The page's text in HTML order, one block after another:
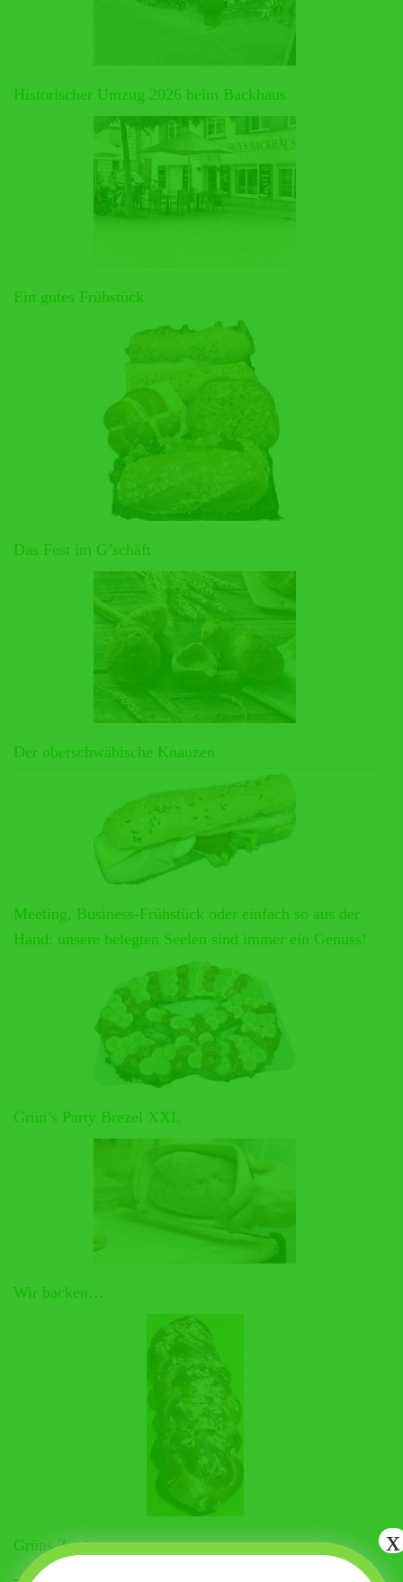
Historischer Umzug 2026 beim Backhaus
Ein gutes Frühstück
Das Fest im G’schäft
Der oberschwäbische Knauzen
Meeting, Business-Frühstück oder einfach so aus der
Hand: unsere belegten Seelen sind immer ein Genuss!
Grün’s Party Brezel XXL
Wir backen…
Grüns Zopf x